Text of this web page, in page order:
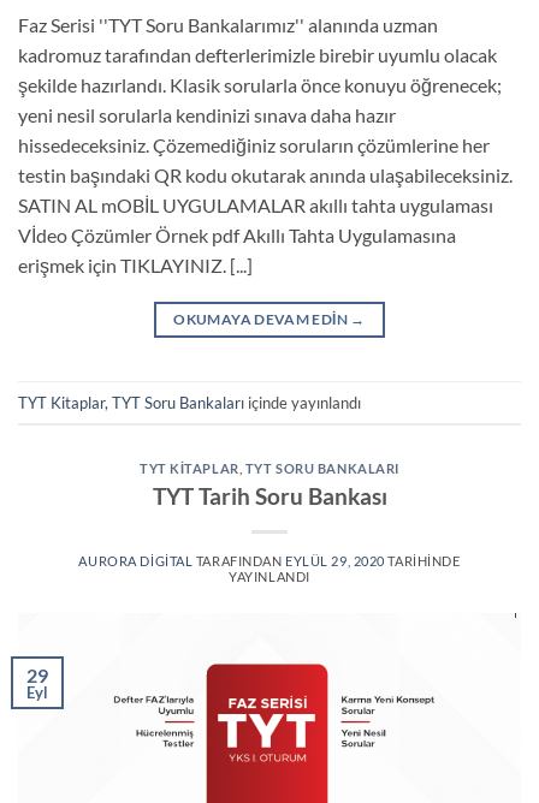
Faz Serisi ''TYT Soru Bankalarımız'' alanında uzman
kadromuz tarafından defterlerimizle birebir uyumlu olacak
şekilde hazırlandı. Klasik sorularla önce konuyu öğrenecek;
yeni nesil sorularla kendinizi sınava daha hazır
hissedeceksiniz. Çözemediğiniz soruların çözümlerine her
testin başındaki QR kodu okutarak anında ulaşabileceksiniz.
SATIN AL mOBİL UYGULAMALAR akıllı tahta uygulaması
Vİdeo Çözümler Örnek pdf Akıllı Tahta Uygulamasına
erişmek için TIKLAYINIZ. [...]
OKUMAYA DEVAM EDIN →
TYT Kitaplar, TYT Soru Bankaları içinde yayınlandı
TYT KITAPLAR TYT SORU BANKALARI
TYT Tarih Soru Bankası
AURORA DIGITAL TARAFINDAN EYLÜL 29, 2020 TARIHINDE
YAYINLANDI
29
Eyl